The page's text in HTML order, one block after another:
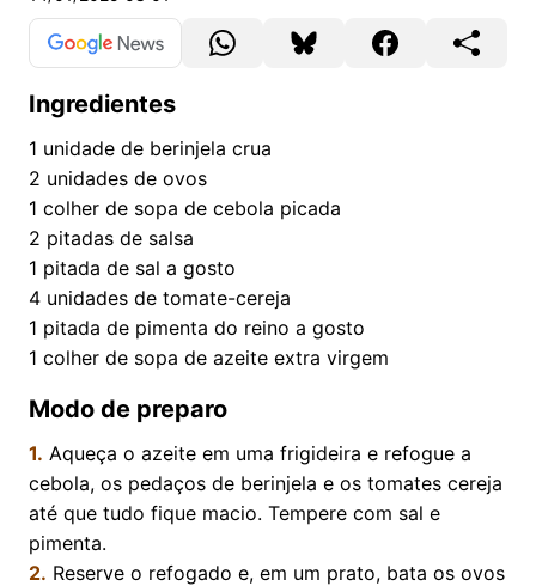
Ingredientes
1 unidade de berinjela crua
2 unidades de ovos
1 colher de sopa de cebola picada
2 pitadas de salsa
1 pitada de sal a gosto
4 unidades de tomate-cereja
1 pitada de pimenta do reino a gosto
1 colher de sopa de azeite extra virgem
Modo de preparo
1. Aqueça o azeite em uma frigideira e refogue a
cebola, os pedaços de berinjela e os tomates cereja
até que tudo fique macio. Tempere com sal e
pimenta.
2. Reserve o refogado e, em um prato, bata os ovos